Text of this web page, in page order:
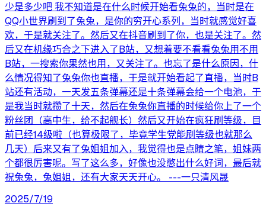
少是多少吧 我不知道是在什么时候开始看兔兔的，当时是在
QQ小世界刷到了兔兔，是你的穷开心系列，当时就感觉好喜
欢，于是就关注了。然后又在抖音刷到了你，也是关注了。然
后又在机缘巧合之下进入了B站，又想着要不看看兔兔用不用
B站，一搜索你果然也用，又关注了。也忘了是什么原因，什
么情况得知了兔兔你也直播，于是就开始看起了直播，当时B
站还有活动，一天发五条弹幕还是十条弹幕会给一个电池，于
是我当时就攒了十天，然后在兔兔你直播的时候给你上了一个
粉丝团（高中生，给不起舰长）然后又开始在疯狂刷等级，目
前已经14级啦（也算极限了，毕竟学生党能刷等级也就那么
几天）后来又有了兔姐姐加入，我觉得也是点睛之笔，姐妹两
个都很厉害呢。写了这么多，好像也没憋出什么好词，最后就
祝兔兔，兔姐姐，还有大家天天开心。 ---一只清风晟
2025/7/19